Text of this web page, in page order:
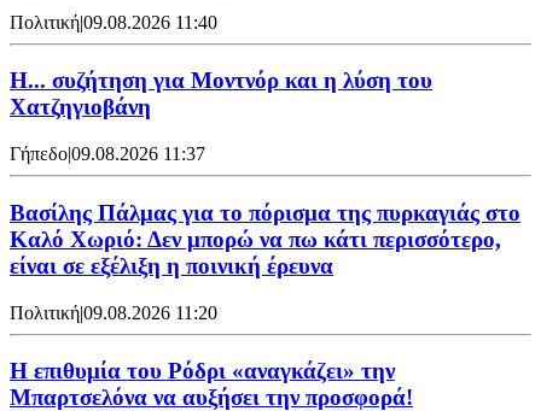
Πολιτική|09.08.2026 11:40
Η... συζήτηση για Μοντνόρ και η λύση του
Χατζηγιοβάνη
Γήπεδο|09.08.2026 11:37
Βασίλης Πάλμας για το πόρισμα της πυρκαγιάς στο
Καλό Χωριό: Δεν μπορώ να πω κάτι περισσότερο,
είναι σε εξέλιξη η ποινική έρευνα
Πολιτική|09.08.2026 11:20
Η επιθυμία του Ρόδρι «αναγκάζει» την
Μπαρτσελόνα να αυξήσει την προσφορά!